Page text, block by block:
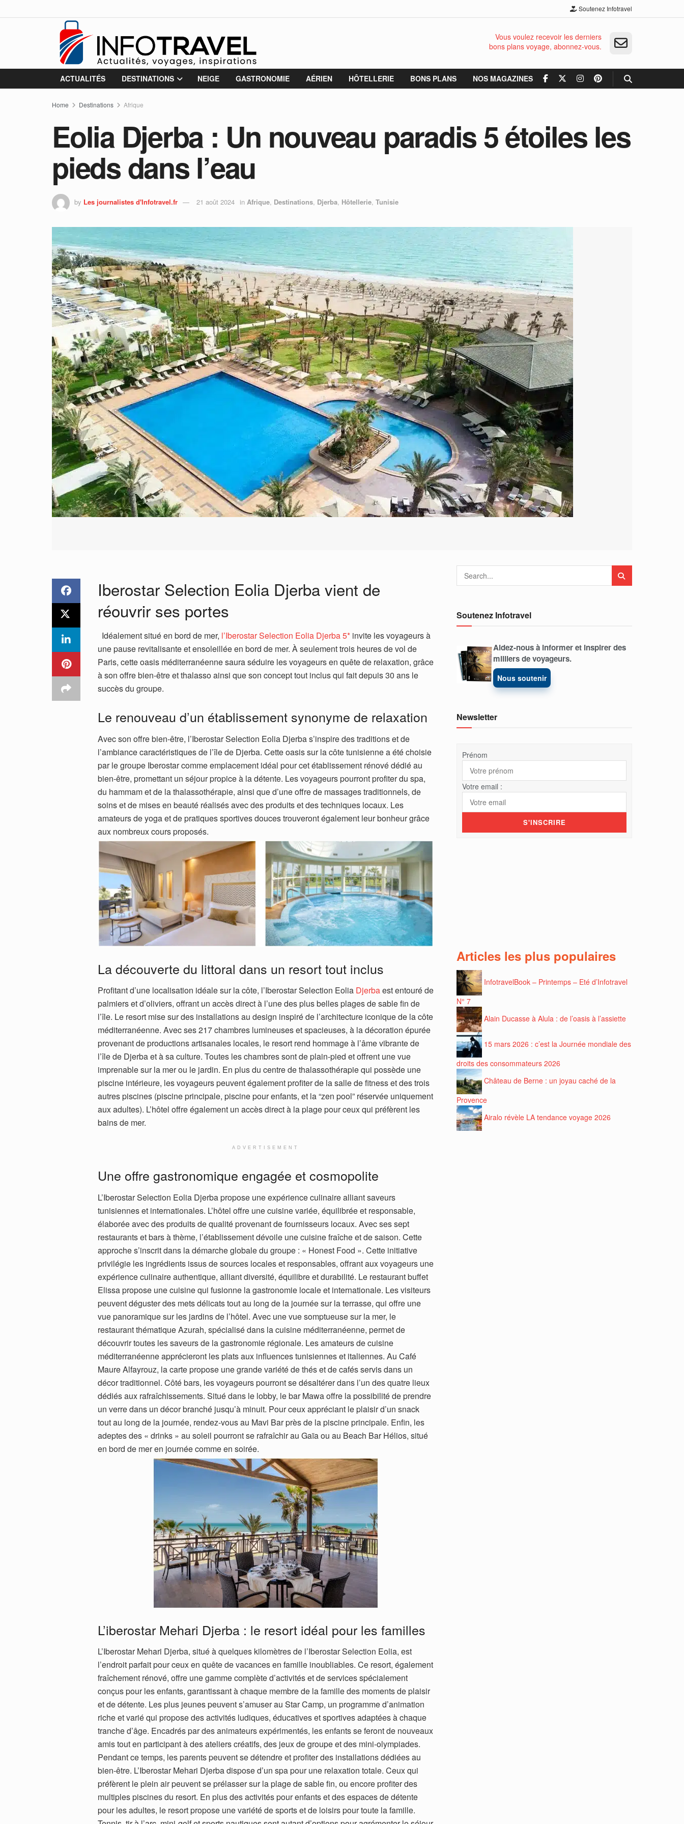
Soutenez Infotravel
Vous voulez recevoir les derniers
bons plans voyage, abonnez-vous.
ACTUALITÉS DESTINATIONS NEIGE GASTRONOMIE AÉRIEN HÔTELLERIE BONS PLANS NOS MAGAZINES
Home Destinations Afrique
Eolia Djerba : Un nouveau paradis 5 étoiles les
pieds dans l’eau
by Les journalistes d'Infotravel.fr 21 août 2024 in Afrique, Destinations, Djerba, Hôtellerie, Tunisie
Iberostar Selection Eolia Djerba vient de
réouvrir ses portes
Idéalement situé en bord de mer, l’Iberostar Selection Eolia Djerba 5* invite les voyageurs à
une pause revitalisante et ensoleillée en bord de mer. À seulement trois heures de vol de
Paris, cette oasis méditerranéenne saura séduire les voyageurs en quête de relaxation, grâce
à son offre bien-être et thalasso ainsi que son concept tout inclus qui fait depuis 30 ans le
succès du groupe.
Le renouveau d’un établissement synonyme de relaxation
Avec son offre bien-être, l’Iberostar Selection Eolia Djerba s’inspire des traditions et de
l’ambiance caractéristiques de l’île de Djerba. Cette oasis sur la côte tunisienne a été choisie
par le groupe Iberostar comme emplacement idéal pour cet établissement rénové dédié au
bien-être, promettant un séjour propice à la détente. Les voyageurs pourront profiter du spa,
du hammam et de la thalassothérapie, ainsi que d’une offre de massages traditionnels, de
soins et de mises en beauté réalisés avec des produits et des techniques locaux. Les
amateurs de yoga et de pratiques sportives douces trouveront également leur bonheur grâce
aux nombreux cours proposés.
La découverte du littoral dans un resort tout inclus
Profitant d’une localisation idéale sur la côte, l’Iberostar Selection Eolia Djerbaest entouré de
palmiers et d’oliviers, offrant un accès direct à l’une des plus belles plages de sable fin de
l’île. Le resort mise sur des installations au design inspiré de l’architecture iconique de la côte
méditerranéenne. Avec ses 217 chambres lumineuses et spacieuses, à la décoration épurée
provenant de productions artisanales locales, le resort rend hommage à l’âme vibrante de
l’île de Djerba et à sa culture. Toutes les chambres sont de plain-pied et offrent une vue
imprenable sur la mer ou le jardin. En plus du centre de thalassothérapie qui possède une
piscine intérieure, les voyageurs peuvent également profiter de la salle de fitness et des trois
autres piscines (piscine principale, piscine pour enfants, et la “zen pool” réservée uniquement
aux adultes). L’hôtel offre également un accès direct à la plage pour ceux qui préfèrent les
bains de mer.
ADVERTISEMENT
Une offre gastronomique engagée et cosmopolite
L’Iberostar Selection Eolia Djerba propose une expérience culinaire alliant saveurs
tunisiennes et internationales. L’hôtel offre une cuisine variée, équilibrée et responsable,
élaborée avec des produits de qualité provenant de fournisseurs locaux. Avec ses sept
restaurants et bars à thème, l’établissement dévoile une cuisine fraîche et de saison. Cette
approche s’inscrit dans la démarche globale du groupe : « Honest Food ». Cette initiative
privilégie les ingrédients issus de sources locales et responsables, offrant aux voyageurs une
expérience culinaire authentique, alliant diversité, équilibre et durabilité. Le restaurant buffet
Elissa propose une cuisine qui fusionne la gastronomie locale et internationale. Les visiteurs
peuvent déguster des mets délicats tout au long de la journée sur la terrasse, qui offre une
vue panoramique sur les jardins de l’hôtel. Avec une vue somptueuse sur la mer, le
restaurant thématique Azurah, spécialisé dans la cuisine méditerranéenne, permet de
découvrir toutes les saveurs de la gastronomie régionale. Les amateurs de cuisine
méditerranéenne apprécieront les plats aux influences tunisiennes et italiennes. Au Café
Maure Alfayrouz, la carte propose une grande variété de thés et de cafés servis dans un
décor traditionnel. Côté bars, les voyageurs pourront se désaltérer dans l’un des quatre lieux
dédiés aux rafraîchissements. Situé dans le lobby, le bar Mawa offre la possibilité de prendre
un verre dans un décor branché jusqu’à minuit. Pour ceux appréciant le plaisir d’un snack
tout au long de la journée, rendez-vous au Mavi Bar près de la piscine principale. Enfin, les
adeptes des « drinks » au soleil pourront se rafraîchir au Gaïa ou au Beach Bar Hélios, situé
en bord de mer en journée comme en soirée.
L’iberostar Mehari Djerba : le resort idéal pour les familles
L’Iberostar Mehari Djerba, situé à quelques kilomètres de l’Iberostar Selection Eolia, est
l’endroit parfait pour ceux en quête de vacances en famille inoubliables. Ce resort, également
fraîchement rénové, offre une gamme complète d’activités et de services spécialement
conçus pour les enfants, garantissant à chaque membre de la famille des moments de plaisir
et de détente. Les plus jeunes peuvent s’amuser au Star Camp, un programme d’animation
riche et varié qui propose des activités ludiques, éducatives et sportives adaptées à chaque
tranche d’âge. Encadrés par des animateurs expérimentés, les enfants se feront de nouveaux
amis tout en participant à des ateliers créatifs, des jeux de groupe et des mini-olympiades.
Pendant ce temps, les parents peuvent se détendre et profiter des installations dédiées au
bien-être. L’Iberostar Mehari Djerba dispose d’un spa pour une relaxation totale. Ceux qui
préfèrent le plein air peuvent se prélasser sur la plage de sable fin, ou encore profiter des
multiples piscines du resort. En plus des activités pour enfants et des espaces de détente
pour les adultes, le resort propose une variété de sports et de loisirs pour toute la famille.
Soutenez Infotravel
Aidez-nous à informer et inspirer des
milliers de voyageurs.
Nous soutenir
Newsletter
Prénom
Votre email :
Articles les plus populaires
InfotravelBook – Printemps – Eté d’Infotravel
N° 7
Alain Ducasse à Alula : de l’oasis à l’assiette
15 mars 2026 : c’est la Journée mondiale des
droits des consommateurs 2026
Château de Berne : un joyau caché de la
Provence
Airalo révèle LA tendance voyage 2026